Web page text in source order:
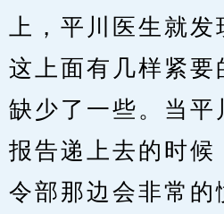
上，平川医生就发
这上面有几样紧要
缺少了一些。当平
报告递上去的时候
令部那边会非常的